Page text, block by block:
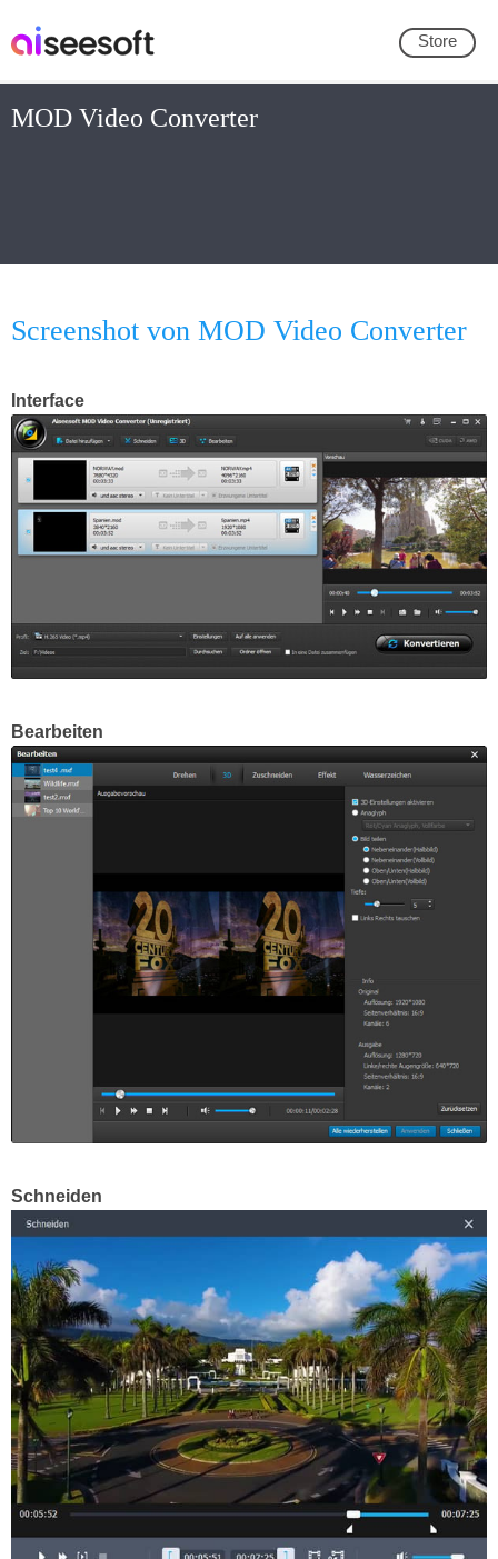
Store
MOD Video Converter
Screenshot von MOD Video Converter
Interface
Bearbeiten
Schneiden